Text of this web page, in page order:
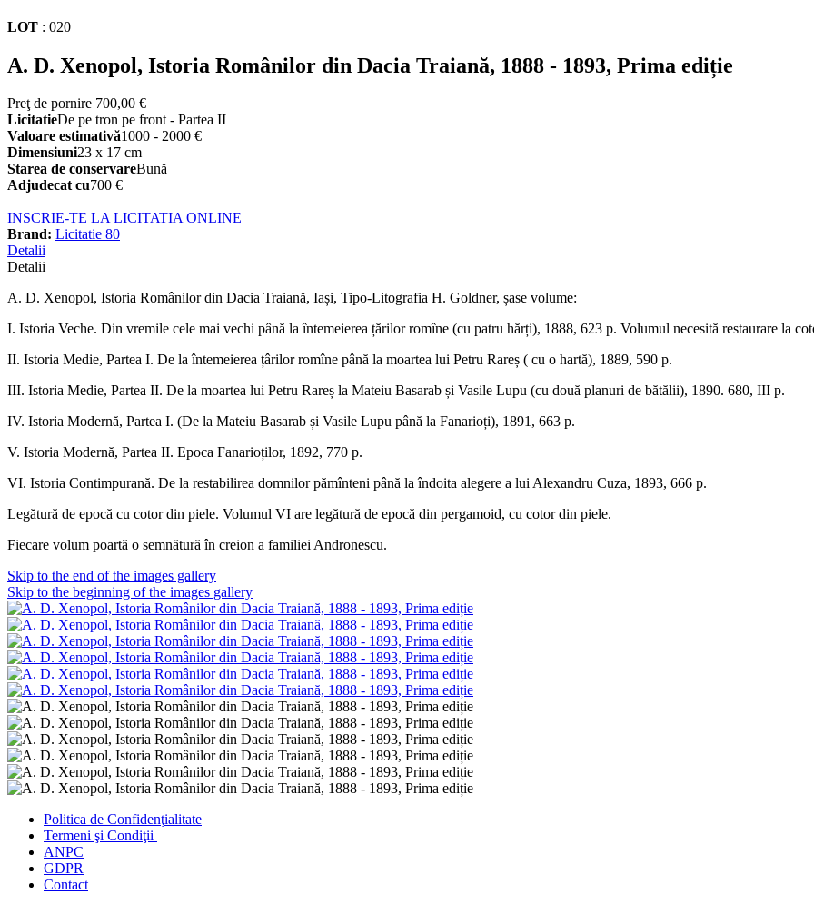
LOT : 020
A. D. Xenopol, Istoria Românilor din Dacia Traiană, 1888 - 1893, Prima ediție
Preţ de pornire 700,00 €
LicitatieDe pe tron pe front - Partea II
Valoare estimativă1000 - 2000 €
Dimensiuni23 x 17 cm
Starea de conservareBună
Adjudecat cu700 €
INSCRIE-TE LA LICITATIA ONLINE
Brand: Licitatie 80
Detalii
Detalii
A. D. Xenopol, Istoria Românilor din Dacia Traiană, Iași, Tipo-Litografia H. Goldner, șase volume:
I. Istoria Veche. Din vremile cele mai vechi până la întemeierea țărilor romîne (cu patru hărți), 1888, 623 p. Volumul necesită restaurare la
II. Istoria Medie, Partea I. De la întemeierea țârilor romîne până la moartea lui Petru Rareș ( cu o hartă), 1889, 590 p.
III. Istoria Medie, Partea II. De la moartea lui Petru Rareș la Mateiu Basarab și Vasile Lupu (cu două planuri de bătălii), 1890. 680, III p.
IV. Istoria Modernă, Partea I. (De la Mateiu Basarab și Vasile Lupu până la Fanarioți), 1891, 663 p.
V. Istoria Modernă, Partea II. Epoca Fanarioților, 1892, 770 p.
VI. Istoria Contimpurană. De la restabilirea domnilor pămînteni până la îndoita alegere a lui Alexandru Cuza, 1893, 666 p.
Legătură de epocă cu cotor din piele. Volumul VI are legătură de epocă din pergamoid, cu cotor din piele.
Fiecare volum poartă o semnătură în creion a familiei Andronescu.
Skip to the end of the images gallery
Skip to the beginning of the images gallery
Politica de Confidenţialitate
Termeni şi Condiţii
ANPC
GDPR
Contact